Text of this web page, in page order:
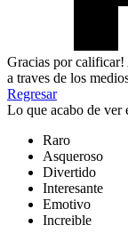
Gracias por calificar!
a traves de los
Regresar
Lo que acabo de ver
Raro
Asqueroso
Divertido
Interesante
Emotivo
Increible